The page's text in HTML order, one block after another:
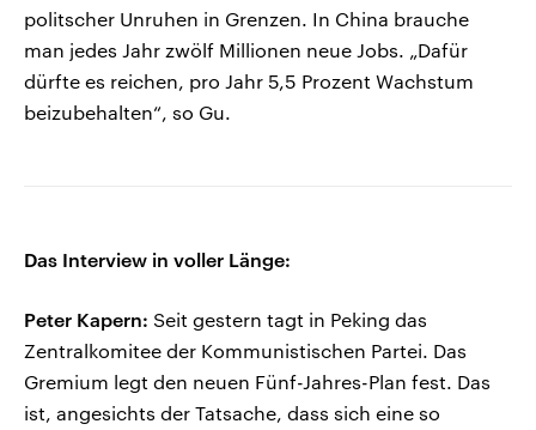
politscher Unruhen in Grenzen. In China brauche
man jedes Jahr zwölf Millionen neue Jobs. „Dafür
dürfte es reichen, pro Jahr 5,5 Prozent Wachstum
beizubehalten“, so Gu.
Das Interview in voller Länge:
Peter Kapern: Seit gestern tagt in Peking das
Zentralkomitee der Kommunistischen Partei. Das
Gremium legt den neuen Fünf-Jahres-Plan fest. Das
ist, angesichts der Tatsache, dass sich eine so